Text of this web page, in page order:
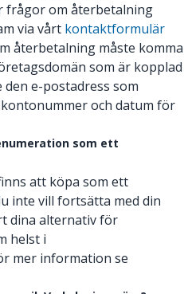
frågor om återbetalning
via vårt kontaktformulär
återbetalning måste komma
som är kopplad
e-postadress som
och datum för
som ett
att köpa som ett
inte vill fortsätta med din
dina alternativ för
helst i
mer information se